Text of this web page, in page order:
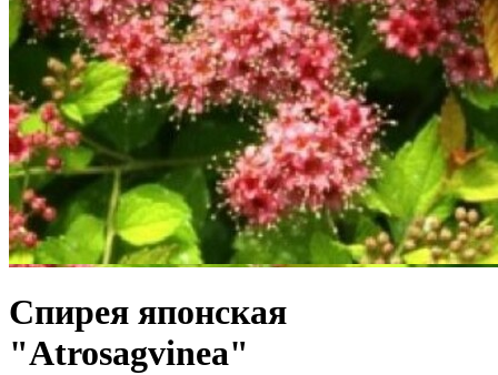
Спирея японская
"Atrosagvinea"